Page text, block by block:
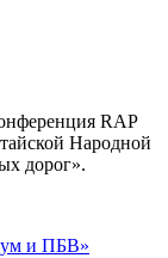
RAP
Народной
дорог».
и ПБВ»